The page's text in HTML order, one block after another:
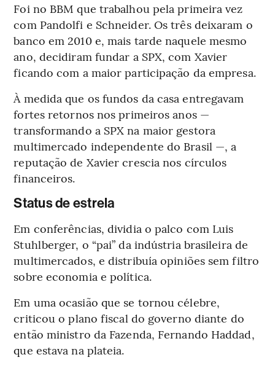
Foi no BBM que trabalhou pela primeira vez
com Pandolfi e Schneider. Os três deixaram o
banco em 2010 e, mais tarde naquele mesmo
ano, decidiram fundar a SPX, com Xavier
ficando com a maior participação da empresa.
À medida que os fundos da casa entregavam
fortes retornos nos primeiros anos —
transformando a SPX na maior gestora
multimercado independente do Brasil —, a
reputação de Xavier crescia nos círculos
financeiros.
Status de estrela
Em conferências, dividia o palco com Luis
Stuhlberger, o “pai” da indústria brasileira de
multimercados, e distribuía opiniões sem filtro
sobre economia e política.
Em uma ocasião que se tornou célebre,
criticou o plano fiscal do governo diante do
então ministro da Fazenda, Fernando Haddad,
que estava na plateia.